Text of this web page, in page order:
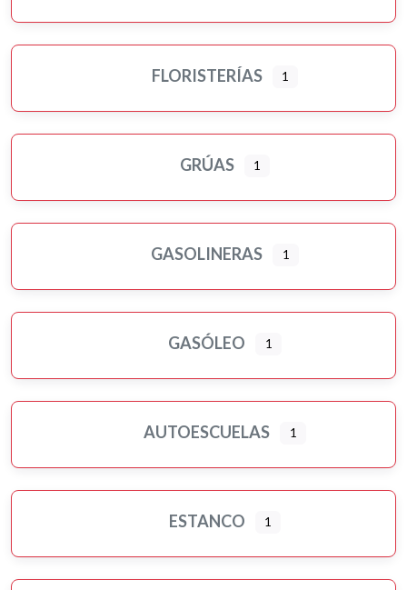
FLORISTERÍAS 1
GRÚAS 1
GASOLINERAS 1
GASÓLEO 1
AUTOESCUELAS 1
ESTANCO 1